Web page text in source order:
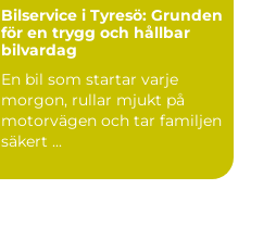
Bilservice i Tyresö: Grunden
för en trygg och hållbar
bilvardag
En bil som startar varje
morgon, rullar mjukt på
motorvägen och tar familjen
säkert ...